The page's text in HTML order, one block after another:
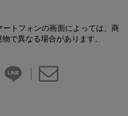
トフォンの画面によっては、商
で異なる場合があります。